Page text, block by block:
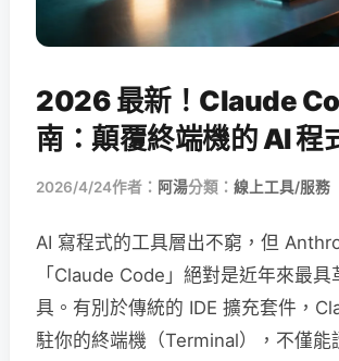
2026 最新！Claude
南：顛覆終端機的 AI 程
2026/4/24作者： 阿湯分類： 線上工具/服務
AI 寫程式的工具層出不窮，但
「Claude Code」絕對是近年來最
具。有別於傳統的 IDE 擴充套件，
駐你的終端機（Terminal），不僅能